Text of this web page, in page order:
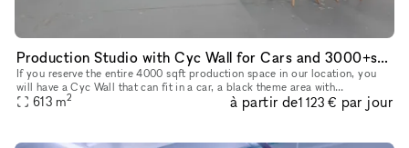
Production Studio with Cyc Wall for Cars and 3000+sqft Theme Background
If you reserve the entire 4000 sqft production space in our location, you
will have a Cyc Wall that can fit in a car, a black theme area with
backdrops, and a gym setting area for the entire reservat
613 m2 à partir de1 123 € par jour